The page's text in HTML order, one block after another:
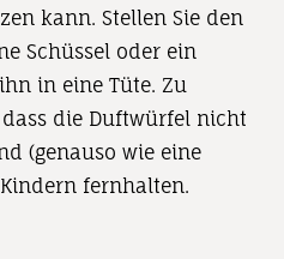
kann. Stellen Sie den
Schüssel oder ein
in eine Tüte. Zu
die Duftwürfel nicht
(genauso wie eine
fernhalten.